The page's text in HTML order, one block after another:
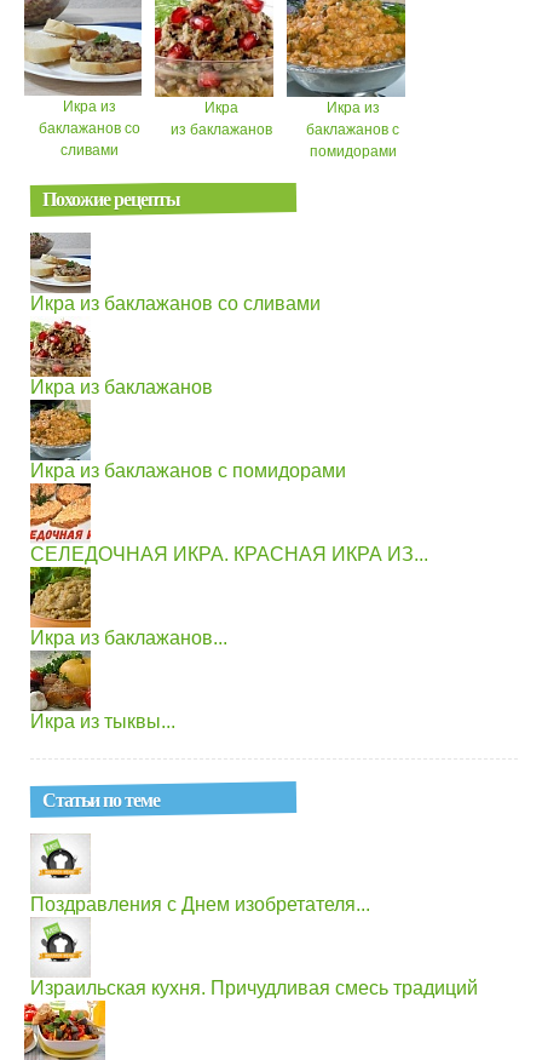
Икра из
баклажанов со
сливами
Икра
из баклажанов
Икра из
баклажанов с
помидорами
Похожие рецепты
Икра из баклажанов со сливами
Икра из баклажанов
Икра из баклажанов с помидорами
СЕЛЕДОЧНАЯ ИКРА. КРАСНАЯ ИКРА ИЗ...
Икра из баклажанов...
Икра из тыквы...
Статьи по теме
Поздравления с Днем изобретателя...
Израильская кухня. Причудливая смесь традиций